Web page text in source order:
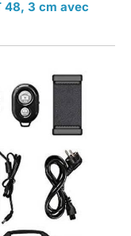
48, 3 cm avec